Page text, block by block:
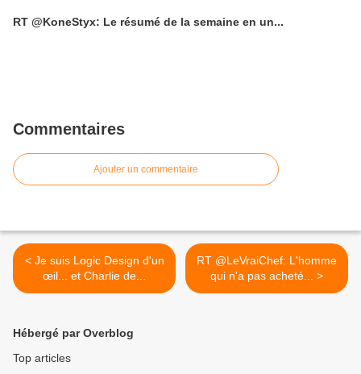
RT @KoneStyx: Le résumé de la semaine en un...
Commentaires
Ajouter un commentaire
< Je suis Logic Design d'un
œil... et Charlie de...
RT @LeVraiChef: L'homme
qui n'a pas acheté... >
Hébergé par Overblog
Top articles